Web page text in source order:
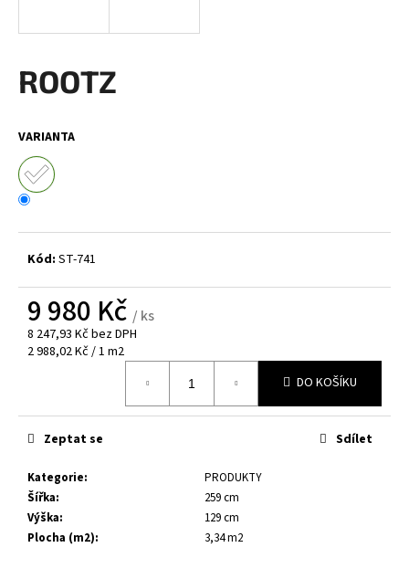
ROOTZ
VARIANTA
Kód: ST-741
9 980 Kč / ks
8 247,93 Kč bez DPH
Měrná
2 988,02 Kč / 1 m2
DO KOŠÍKU
Kategorie:
PRODUKTY
Šířka:
259 cm
Výška:
129 cm
Plocha (m2): 3,34 m2
Zeptat se Sdílet
í
t
D
o
p
o
č
u
m
e
SILLYON